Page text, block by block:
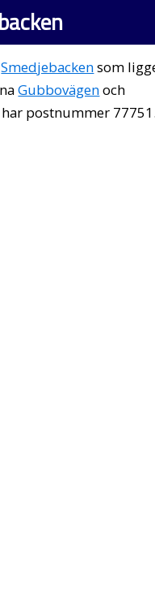
Smedjebackensom
Gubbovägenoch
postnummer